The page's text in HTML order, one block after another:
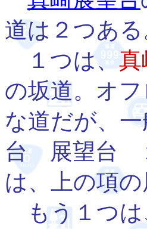
道は２つある
１つは、 真
の坂道。オ
な道だが、
台 展望台
は、上の項
もう１つは